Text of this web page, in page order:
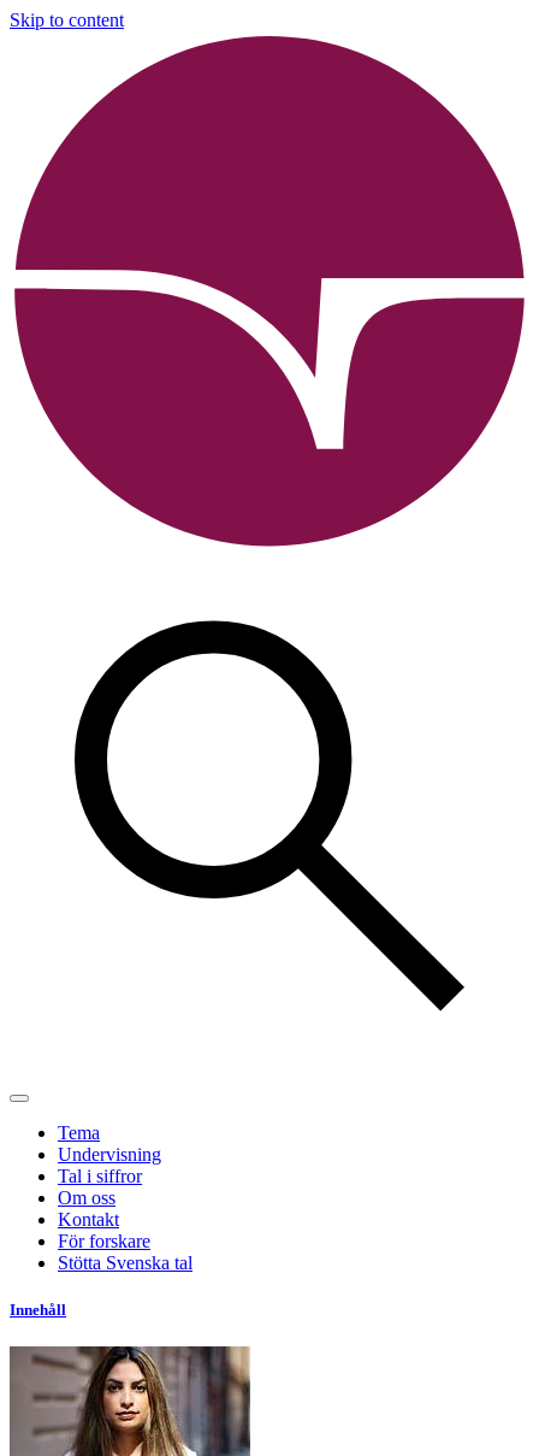
Skip to content
Tema
Undervisning
Tal i siffror
Om oss
Kontakt
För forskare
Stötta Svenska tal
Innehåll